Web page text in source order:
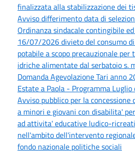
finalizzata alla stabilizzazione dei
Avviso differimento data di
Ordinanza sindacale contingibile
16/07/2026 divieto del consumo
potabile a scopo precauzionale
idriche alimentate dal serbatoio s.
Domanda Agevolazione Tari anno
Estate a Paola - Programma
Avviso pubblico per la
a minori e giovani con disabilita'
ad attivita' educative ludico-
nell'ambito dell'intervento
fondo nazionale politiche sociali